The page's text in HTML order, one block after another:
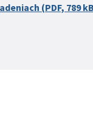
(PDF, 789